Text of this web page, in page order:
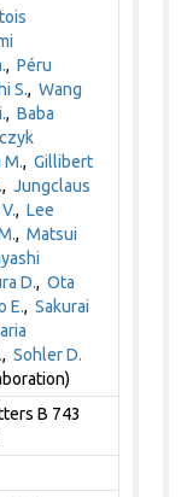
,Péru
S.,Wang
,Baba
M.,Gillibert
,Jungclaus
,Lee
,Matsui
D.,Ota
E.,Sakurai
,Sohler D.
B 743